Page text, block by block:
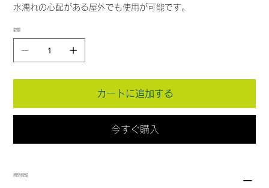
水濡れの心配がある屋外でも使用が可能です。
数量
カートに追加する
今すぐ購入
商品情報